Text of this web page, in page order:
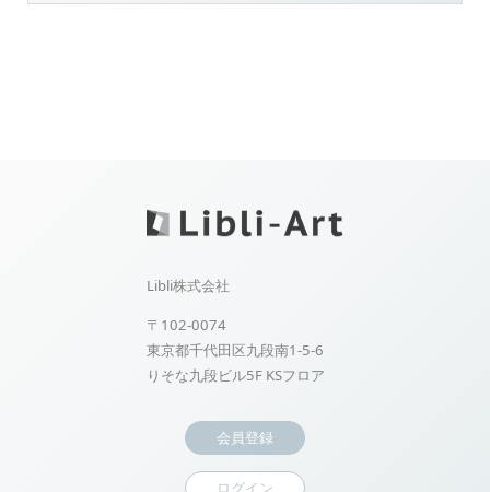
Libli株式会社
〒102-0074
東京都千代田区九段南1-5-6
りそな九段ビル5F KSフロア
会員登録
ログイン